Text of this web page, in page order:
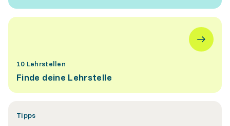
10 Lehrstellen
Finde deine Lehrstelle
Tipps